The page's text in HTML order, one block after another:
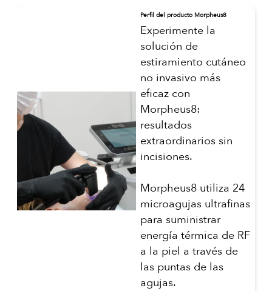
Perfil del producto Morpheus8
Experimente la
solución de
estiramiento cutáneo
no invasivo más
eficaz con
Morpheus8:
resultados
extraordinarios sin
incisiones.
Morpheus8 utiliza 24
microagujas ultrafinas
para suministrar
energía térmica de RF
a la piel a través de
las puntas de las
agujas.